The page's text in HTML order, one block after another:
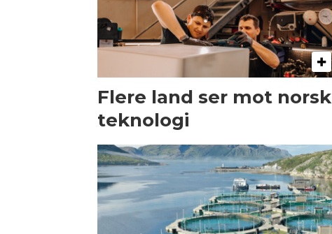
Flere land ser mot norsk
teknologi